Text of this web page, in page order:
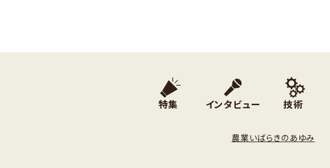
特集 インタビュー 技術
農業いばらきのあゆみ